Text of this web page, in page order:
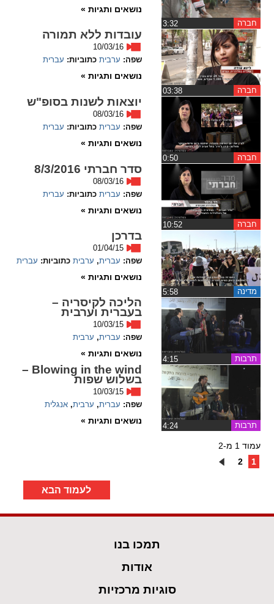
cached
ההגדרות
השארת
משוב
חברה
נושאים ותגיות »
חברה
עובדות ללא תמורה
10/03/16
שפה: ערבית כתוביות: עברית
נושאים ותגיות »
חברה
יוצאות לשנות בסופ"ש
08/03/16
שפה: עברית כתוביות: עברית
נושאים ותגיות »
חברה
סדר חברתי 8/3/2016
08/03/16
שפה: עברית כתוביות: עברית
נושאים ותגיות »
מדינה
בדרכן
01/04/15
שפה: עברית, ערבית כתוביות: עברית
נושאים ותגיות »
תרבות
הליכה לקיסריה –
בעברית וערבית
10/03/15
שפה: עברית, ערבית
נושאים ותגיות »
תרבות
Blowing in the wind –
בשלוש שפות
10/03/15
שפה: עברית, ערבית, אנגלית
נושאים ותגיות »
עמוד 1 מ-2
1
2
לעמוד הבא
תמכו בנו
אודות
סוגיות מרכזיות